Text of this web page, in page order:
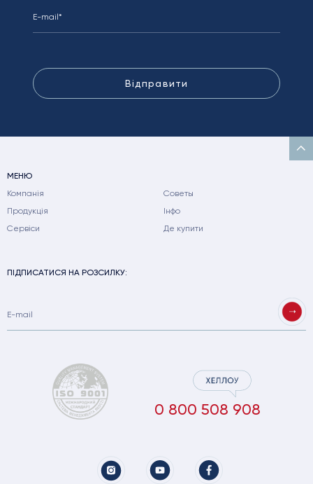
Відправити
МЕНЮ
Компанія
Продукція
Сервіси
Советы
Інфо
Де купити
ПІДПИСАТИСЯ НА РОЗСИЛКУ:
0 800 508 908